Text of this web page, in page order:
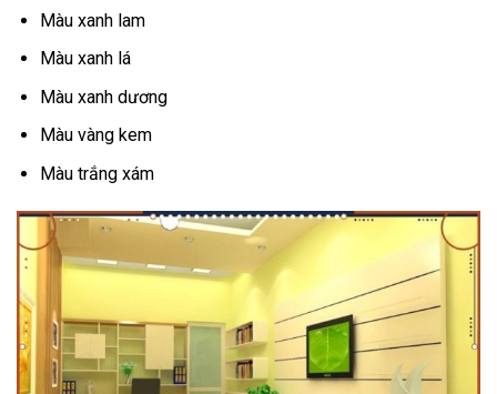
Màu xanh lam
Màu xanh lá
Màu xanh dương
Màu vàng kem
Màu trắng xám